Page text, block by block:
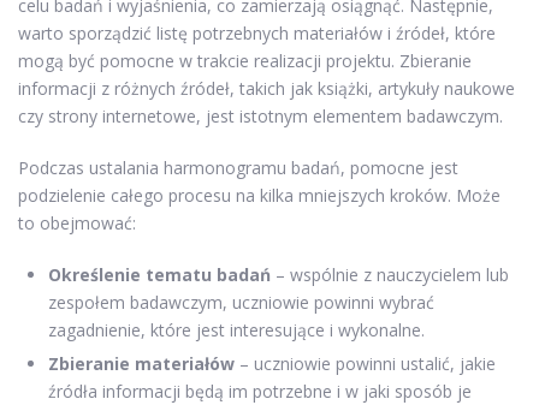
celu badań i wyjaśnienia, co zamierzają osiągnąć. Następnie,
warto sporządzić listę potrzebnych materiałów i źródeł, które
mogą być pomocne w trakcie realizacji projektu. Zbieranie
informacji z różnych źródeł, takich jak książki, artykuły naukowe
czy strony internetowe, jest istotnym elementem badawczym.
Podczas ustalania harmonogramu badań, pomocne jest
podzielenie całego procesu na kilka mniejszych kroków. Może
to obejmować:
Określenie tematu badań – wspólnie z nauczycielem lub
zespołem badawczym, uczniowie powinni wybrać
zagadnienie, które jest interesujące i wykonalne.
Zbieranie materiałów – uczniowie powinni ustalić, jakie
źródła informacji będą im potrzebne i w jaki sposób je